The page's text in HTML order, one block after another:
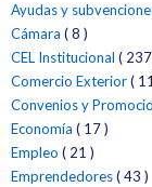
Ayudas y
Cámara ( 8 )
CEL Institucional (
Comercio Exterior(
Convenios y
Economía ( 17 )
Empleo ( 21 )
Emprendedores( 43 )